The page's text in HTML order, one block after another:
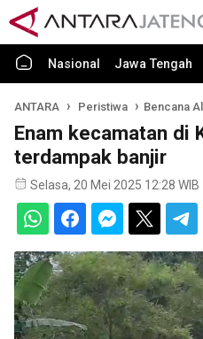
Nasional Jawa Tengah
ANTARA Peristiwa Bencana
Enam kecamatan di
terdampak banjir
Selasa, 20 Mei 2025 12:28 WIB